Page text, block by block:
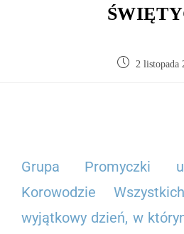
2 listopada
Grupa Promyczki
Korowodzie
wyjątkowy dzień, w